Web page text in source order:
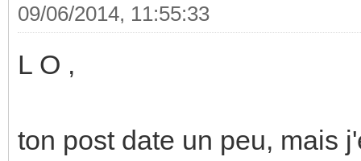
09/06/2014, 11:55:33
L O ,
ton post date un peu, mais